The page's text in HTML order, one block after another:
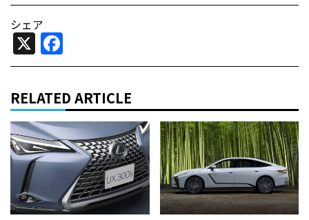
シェア
X
RELATED ARTICLE